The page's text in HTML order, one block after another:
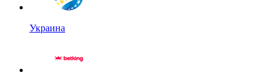
Украина